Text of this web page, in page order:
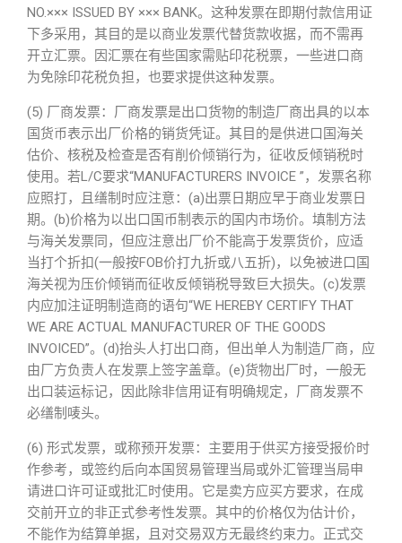
NO.××× ISSUED BY ××× BANK。这种发票在即期付款信用证
下多采用，其目的是以商业发票代替货款收据，而不需再
开立汇票。因汇票在有些国家需贴印花税票，一些进口商
为免除印花税负担，也要求提供这种发票。
(5) 厂商发票：厂商发票是出口货物的制造厂商出具的以本
国货币表示出厂价格的销货凭证。其目的是供进口国海关
估价、核税及检查是否有削价倾销行为，征收反倾销税时
使用。若L/C要求“MANUFACTURERS INVOICE ”，发票名称
应照打，且缮制时应注意：(a)出票日期应早于商业发票日
期。(b)价格为以出口国币制表示的国内市场价。填制方法
与海关发票同，但应注意出厂价不能高于发票货价，应适
当打个折扣(一般按FOB价打九折或八五折)，以免被进口国
海关视为压价倾销而征收反倾销税导致巨大损失。(c)发票
内应加注证明制造商的语句“WE HEREBY CERTIFY THAT
WE ARE ACTUAL MANUFACTURER OF THE GOODS
INVOICED”。(d)抬头人打出口商，但出单人为制造厂商，应
由厂方负责人在发票上签字盖章。(e)货物出厂时，一般无
出口装运标记，因此除非信用证有明确规定，厂商发票不
必缮制唛头。
(6) 形式发票，或称预开发票：主要用于供买方接受报价时
作参考，或签约后向本国贸易管理当局或外汇管理当局申
请进口许可证或批汇时使用。它是卖方应买方要求，在成
交前开立的非正式参考性发票。其中的价格仅为估计价，
不能作为结算单据，且对交易双方无最终约束力。正式交